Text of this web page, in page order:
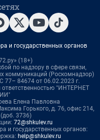
и государственных органов
(18+)
по надзору в сфере связи,
коммуникаций (Роскомнадзор)
84674 от 06.02.2023 г.
ответственностью "ИНТЕРНЕТ
Елена Павловна
Горького, д. 76, офис 214,
3736)
72@shkulev.ru
и государственных органов:
help@shkulev.ru